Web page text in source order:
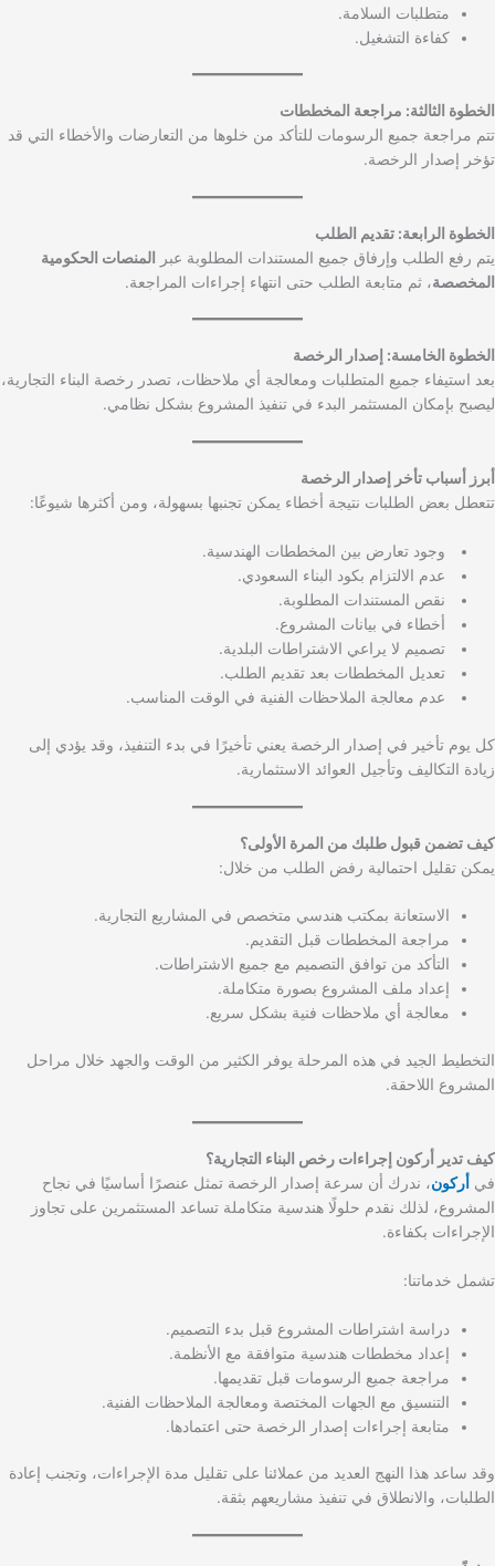
متطلبات السلامة.
كفاءة التشغيل.
الخطوة الثالثة: مراجعة المخططات
تتم مراجعة جميع الرسومات للتأكد من خلوها من التعارضات والأخطاء التي قد
تؤخر إصدار الرخصة.
الخطوة الرابعة: تقديم الطلب
يتم رفع الطلب وإرفاق جميع المستندات المطلوبة عبر المنصات الحكومية
المخصصة، ثم متابعة الطلب حتى انتهاء إجراءات المراجعة.
الخطوة الخامسة: إصدار الرخصة
بعد استيفاء جميع المتطلبات ومعالجة أي ملاحظات، تصدر رخصة البناء التجارية،
ليصبح بإمكان المستثمر البدء في تنفيذ المشروع بشكل نظامي.
أبرز أسباب تأخر إصدار الرخصة
تتعطل بعض الطلبات نتيجة أخطاء يمكن تجنبها بسهولة، ومن أكثرها شيوعًا:
وجود تعارض بين المخططات الهندسية.
عدم الالتزام بكود البناء السعودي.
نقص المستندات المطلوبة.
أخطاء في بيانات المشروع.
تصميم لا يراعي الاشتراطات البلدية.
تعديل المخططات بعد تقديم الطلب.
عدم معالجة الملاحظات الفنية في الوقت المناسب.
كل يوم تأخير في إصدار الرخصة يعني تأخيرًا في بدء التنفيذ، وقد يؤدي إلى
زيادة التكاليف وتأجيل العوائد الاستثمارية.
كيف تضمن قبول طلبك من المرة الأولى؟
يمكن تقليل احتمالية رفض الطلب من خلال:
الاستعانة بمكتب هندسي متخصص في المشاريع التجارية.
مراجعة المخططات قبل التقديم.
التأكد من توافق التصميم مع جميع الاشتراطات.
إعداد ملف المشروع بصورة متكاملة.
معالجة أي ملاحظات فنية بشكل سريع.
التخطيط الجيد في هذه المرحلة يوفر الكثير من الوقت والجهد خلال مراحل
المشروع اللاحقة.
كيف تدير أركون إجراءات رخص البناء التجارية؟
في أركون، ندرك أن سرعة إصدار الرخصة تمثل عنصرًا أساسيًا في نجاح
المشروع، لذلك نقدم حلولًا هندسية متكاملة تساعد المستثمرين على تجاوز
الإجراءات بكفاءة.
تشمل خدماتنا:
دراسة اشتراطات المشروع قبل بدء التصميم.
إعداد مخططات هندسية متوافقة مع الأنظمة.
مراجعة جميع الرسومات قبل تقديمها.
التنسيق مع الجهات المختصة ومعالجة الملاحظات الفنية.
متابعة إجراءات إصدار الرخصة حتى اعتمادها.
وقد ساعد هذا النهج العديد من عملائنا على تقليل مدة الإجراءات، وتجنب إعادة
الطلبات، والانطلاق في تنفيذ مشاريعهم بثقة.